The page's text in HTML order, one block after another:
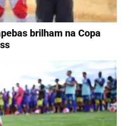
brilham na Copa